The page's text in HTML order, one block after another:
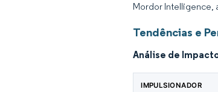
Mordor Intelligence,
Tendências e
Análise de
IMPULSIONADOR